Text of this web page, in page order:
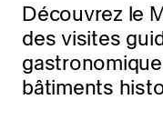
Découvrez le
des visites
bâtiments